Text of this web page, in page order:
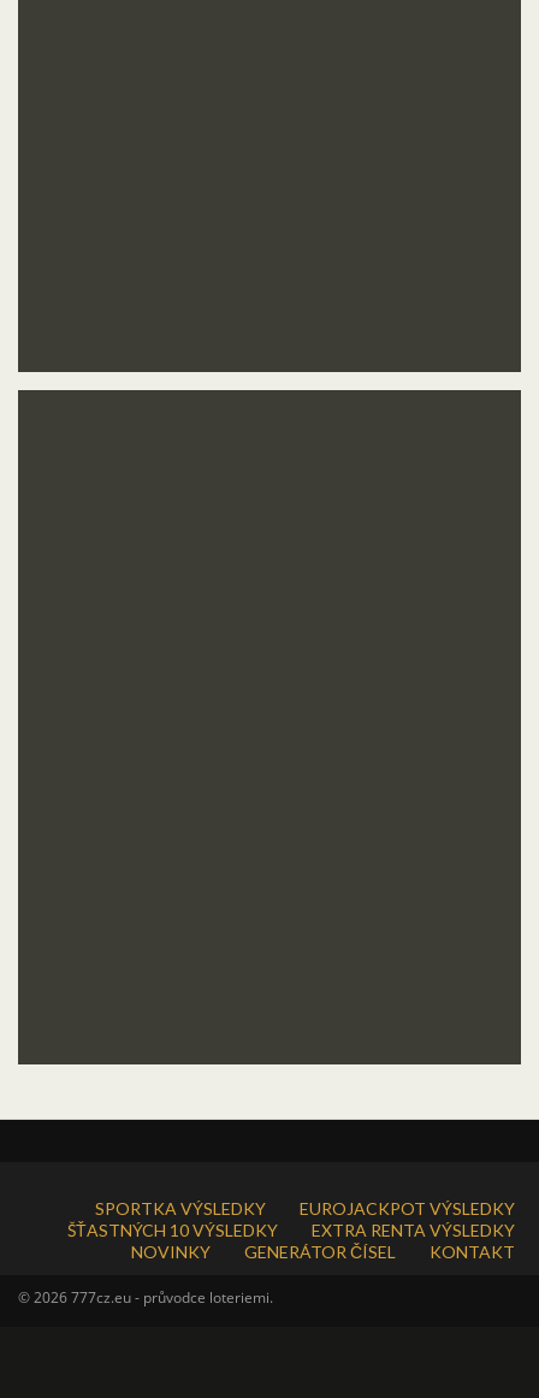
SPORTKA VÝSLEDKY
EUROJACKPOT VÝSLEDKY
ŠŤASTNÝCH 10 VÝSLEDKY
EXTRA RENTA VÝSLEDKY
NOVINKY
GENERÁTOR ČÍSEL KONTAKT
© 2026 777cz.eu - průvodce loteriemi.